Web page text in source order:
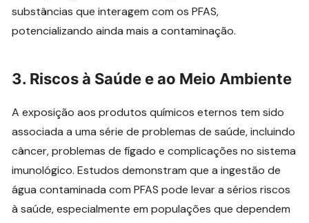
substâncias que interagem com os PFAS,
potencializando ainda mais a contaminação.
3. Riscos à Saúde e ao Meio Ambiente
A exposição aos produtos químicos eternos tem sido
associada a uma série de problemas de saúde, incluindo
câncer, problemas de fígado e complicações no sistema
imunológico. Estudos demonstram que a ingestão de
água contaminada com PFAS pode levar a sérios riscos
à saúde, especialmente em populações que dependem